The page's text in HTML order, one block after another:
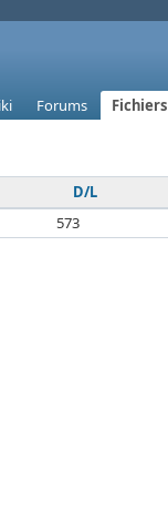
Forums Fichiers
D/L
573